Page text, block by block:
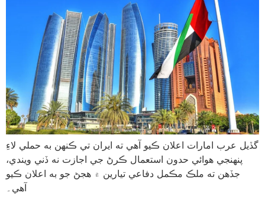
گڏيل عرب امارات اعلان ڪيو آهي ته ايران تي ڪنهن به حملي لاءِ
پنهنجي هوائي حدون استعمال ڪرڻ جي اجازت نه ڏني ويندي،
جڏهن ته ملڪ مڪمل دفاعي تيارين ۾ هجڻ جو به اعلان ڪيو
آهي۔